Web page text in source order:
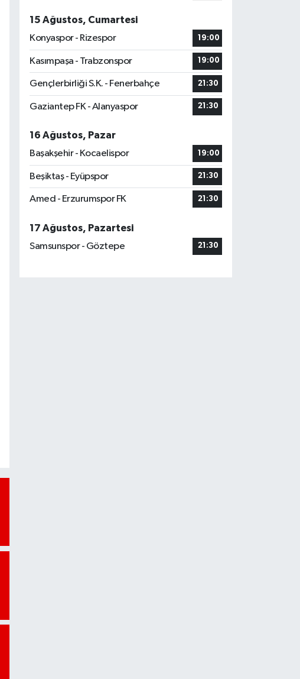
15 Ağustos, Cumartesi
Konyaspor - Rizespor
19:00
Kasımpaşa - Trabzonspor 19:00
Gençlerbirliği S.K. - Fenerbahçe 21:30
Gaziantep FK - Alanyaspor 21:30
16 Ağustos, Pazar
Başakşehir - Kocaelispor
19:00
Beşiktaş - Eyüpspor 21:30
Amed - Erzurumspor FK 21:30
17 Ağustos, Pazartesi
Samsunspor - Göztepe
21:30